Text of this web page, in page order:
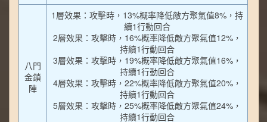
八門
金鎖
陣
1層效果：攻擊時，13%概率降低敵方聚氣值8%，持
續1行動回合
2層效果：攻擊時，16%概率降低敵方聚氣值12%，
持續1行動回合
3層效果：攻擊時，19%概率降低敵方聚氣值16%，
持續1行動回合
4層效果：攻擊時，22%概率降低敵方聚氣值20%，
持續1行動回合
5層效果：攻擊時，25%概率降低敵方聚氣值24%，
持續1行動回合